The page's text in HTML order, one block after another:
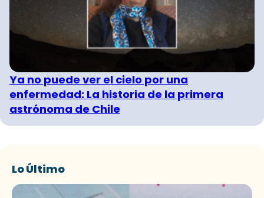
Ya no puede ver el cielo por una
enfermedad: La historia de la primera
astrónoma de Chile
Lo Último